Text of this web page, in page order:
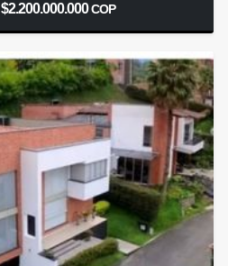
$2.200.000.000COP